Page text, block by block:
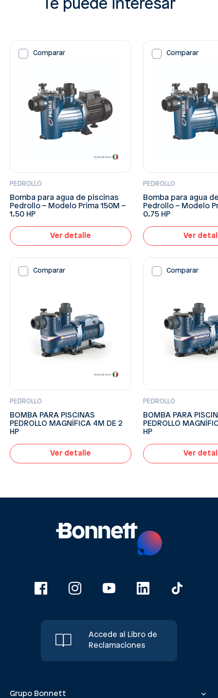
Te puede interesar
Comparar
PEDROLLO
Bomba para agua de piscinas
Pedrollo – Modelo Prima 150M –
1.50 HP
Ver detalle
Comparar
PEDROLLO
Bomba para agua
Pedrollo – Modelo
0.75 HP
Ver
Comparar
PEDROLLO
BOMBA PARA PISCINAS
PEDROLLO MAGNÍFICA 4M DE 2
HP
Ver detalle
Comparar
PEDROLLO
BOMBA PARA
PEDROLLO
HP
Ver
Accede al Libro de
Reclamaciones
Grupo Bonnett